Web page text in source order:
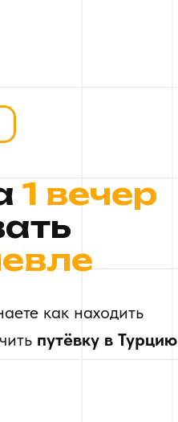
1 вечер
как находить
путёвку в Турцию